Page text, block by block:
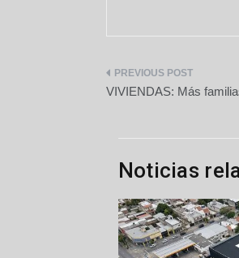
Navegación
entradas
VIVIENDAS: Más
Noticias